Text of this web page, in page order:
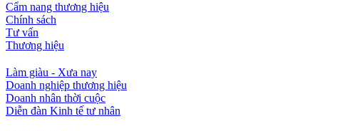
Cẩm nang thương hiệu
Chính sách
Tư vấn
Thương hiệu
Làm giàu - Xưa nay
Doanh nghiệp thương hiệu
Doanh nhân thời cuộc
Diễn đàn Kinh tế tư nhân